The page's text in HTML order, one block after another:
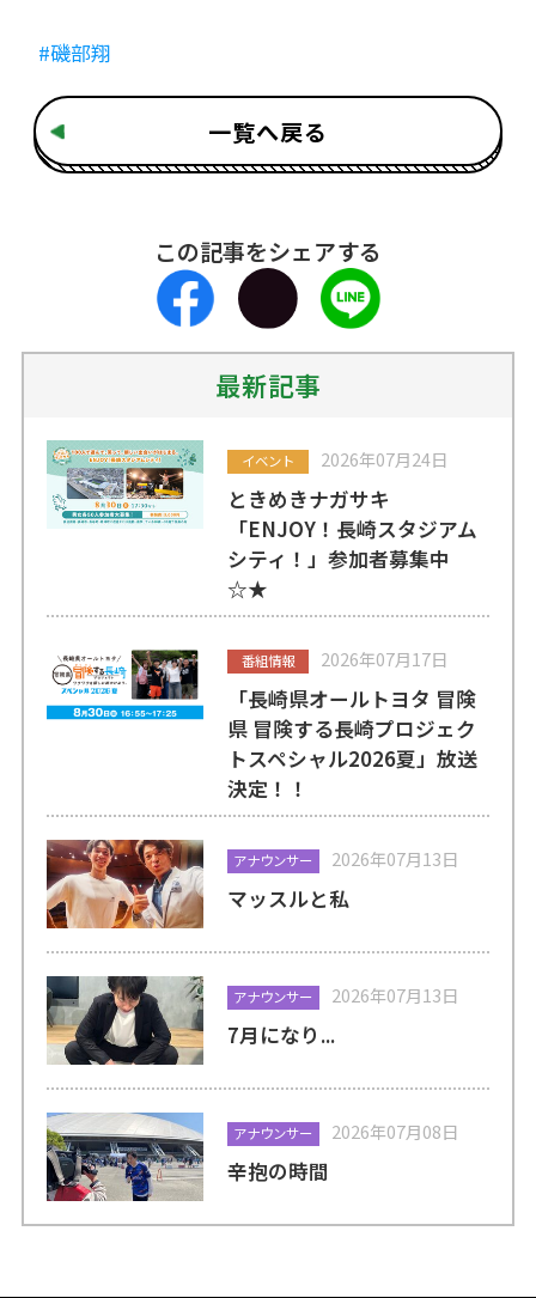
#磯部翔
一覧へ戻る
この記事をシェアする
最新記事
イベント 2026年07月24日
ときめきナガサキ
「ENJOY！長崎スタジアム
シティ！」参加者募集中
☆★
番組情報 2026年07月17日
「長崎県オールトヨタ 冒険
県 冒険する長崎プロジェク
トスペシャル2026夏」放送
決定！！
アナウンサー 2026年07月13日
マッスルと私
アナウンサー 2026年07月13日
7月になり...
アナウンサー 2026年07月08日
辛抱の時間